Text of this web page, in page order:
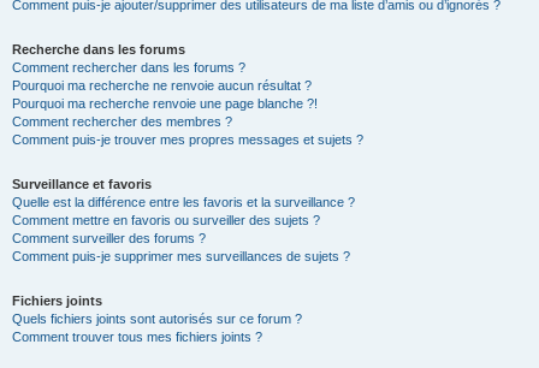
Comment puis-je ajouter/supprimer des utilisateurs de ma liste d’amis ou d’ignorés ?
Recherche dans les forums
Comment rechercher dans les forums ?
Pourquoi ma recherche ne renvoie aucun résultat ?
Pourquoi ma recherche renvoie une page blanche ?!
Comment rechercher des membres ?
Comment puis-je trouver mes propres messages et sujets ?
Surveillance et favoris
Quelle est la différence entre les favoris et la surveillance ?
Comment mettre en favoris ou surveiller des sujets ?
Comment surveiller des forums ?
Comment puis-je supprimer mes surveillances de sujets ?
Fichiers joints
Quels fichiers joints sont autorisés sur ce forum ?
Comment trouver tous mes fichiers joints ?